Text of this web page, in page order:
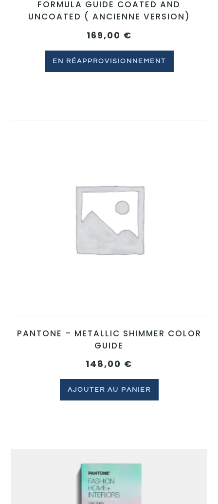
FORMULA GUIDE COATED AND
UNCOATED ( ANCIENNE VERSION)
169,00 €
EN RÉAPPROVISIONNEMENT
PANTONE – METALLIC SHIMMER COLOR
GUIDE
148,00 €
AJOUTER AU PANIER